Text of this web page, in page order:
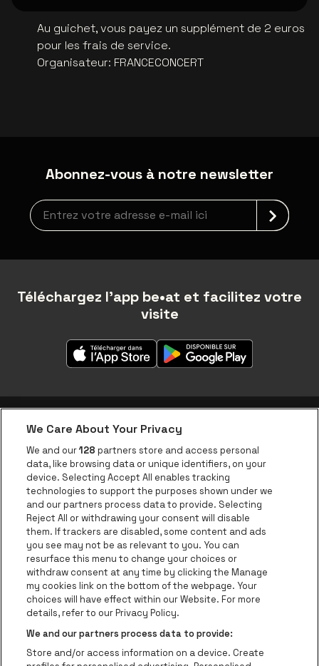
Au guichet, vous payez un supplément de 2 euros
pour les frais de service.
Organisateur: FRANCECONCERT
Abonnez-vous à notre newsletter
Inscription à la newsletter
Téléchargez l'app be•at et facilitez votre
visite
Application be•at
be•at Corporate
be•at Business
Groupes
Helpcenter
Contact
Instagram
Facebook
Threads
TiktokYoutube
Be•at Tickets fait partie de be•at
be•at Tickets
Schijnpoortweg 119, 2170 Anvers
Be-At Venues
We Care About Your Privacy
We and our128 partners store and access personal
data, like browsing data or unique identifiers, on your
device. Selecting Accept All enables tracking
technologies to support the purposes shown under we
and our partners process data to provide. Selecting
Reject All or withdrawing your consent will disable
them. If trackers are disabled, some content and ads
you see may not be as relevant to you. You can
resurface this menu to change your choices or
withdraw consent at any time by clicking the Manage
my cookies link on the bottom of the webpage. Your
choices will have effect within our Website. For more
details, refer to our Privacy Policy.
We and our partners process data to provide:
Store and/or access information on a device. Create